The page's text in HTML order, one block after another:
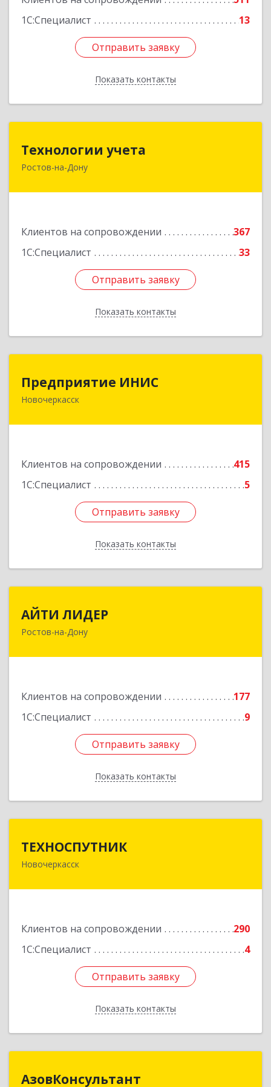
1С:Специалист
13
Отправить заявку
Показать контакты
Отправить заявку
Назад
Технологии учета
Ростов-на-Дону
Клиентов на сопровождении
367
1С:Специалист
33
Отправить заявку
Показать контакты
344064, Ростовская обл, Ростов-на-Дону г,
Отправить заявку
Назад
Предприятие ИНИС
Новочеркасск
Клиентов на сопровождении
415
1С:Специалист
5
Отправить заявку
Показать контакты
346430, Ростовская обл, Новочеркасск г,
Отправить заявку
Назад
АЙТИ ЛИДЕР
Ростов-на-Дону
Клиентов на сопровождении
177
1С:Специалист
9
Отправить заявку
Показать контакты
344065, Ростовская обл, Ростов-на-Дону г,
Отправить заявку
Назад
ТЕХНОСПУТНИК
Новочеркасск
Клиентов на сопровождении
290
1С:Специалист
4
Отправить заявку
Показать контакты
346400, Ростовская обл, Новочеркасск г,
Отправить заявку
Назад
АзовКонсультант